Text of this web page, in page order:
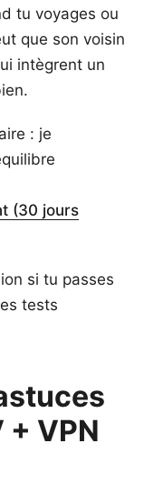
tu voyages ou
que son voisin
intègrent un
: je
(30 jours
si tu passes
tests
+ VPN